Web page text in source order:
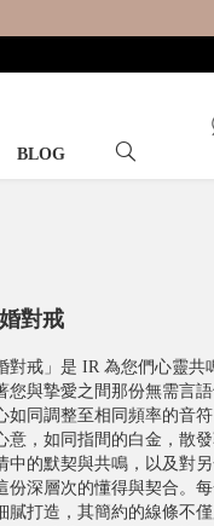
BLOG
對戒
戒」是 IR 為您們心靈共
您與摯愛之間那份無需言
如同調整至相同頻率的音
，如同指間的白金，散發
中的默契與共鳴，以及對
份深層次的懂得與契合。
打造，其簡約的線條不